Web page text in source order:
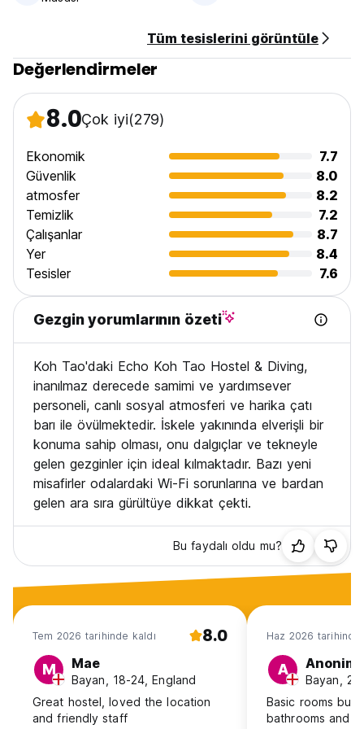
Tüm tesislerini görüntüle
Değerlendirmeler
8.0Çok iyi(279)
Ekonomik
7.7
Güvenlik
8.0
atmosfer
8.2
Temizlik
7.2
Çalışanlar
8.7
Yer
8.4
Tesisler
7.6
Gezgin yorumlarının özeti
Koh Tao'daki Echo Koh Tao Hostel & Diving,
inanılmaz derecede samimi ve yardımsever
personeli, canlı sosyal atmosferi ve harika çatı
barı ile övülmektedir. İskele yakınında elverişli bir
konuma sahip olması, onu dalgıçlar ve tekneyle
gelen gezginler için ideal kılmaktadır. Bazı yeni
misafirler odalardaki Wi-Fi sorunlarına ve bardan
gelen ara sıra gürültüye dikkat çekti.
Bu faydalı oldu mu?
Tem 2026 tarihinde kaldı 8.0
M Mae
Bayan, 18-24, England
Great hostel, loved the location
and friendly staff
Haz 2026 tarihinde
A Anonim
Bayan,
Basic rooms but
bathrooms and